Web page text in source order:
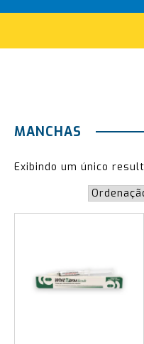
MANCHAS
Exibindo um único